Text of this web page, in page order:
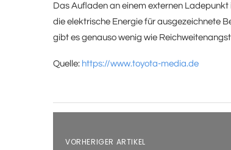
Das Aufladen an einem externen
die elektrische Energie für ausgezeichnete
gibt es genauso wenig wie
Quelle: https://www.toyota-media.de
VORHERIGER ARTIKEL